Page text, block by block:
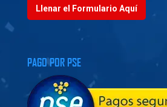
Llenar el Formulario Aquí
PAGO POR PSE